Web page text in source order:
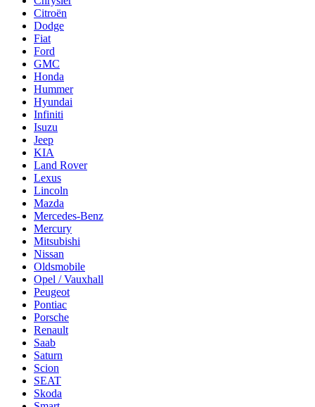
Citroën
Dodge
Fiat
Ford
GMC
Honda
Hummer
Hyundai
Infiniti
Isuzu
Jeep
KIA
Land Rover
Lexus
Lincoln
Mazda
Mercedes-Benz
Mercury
Mitsubishi
Nissan
Oldsmobile
Opel / Vauxhall
Peugeot
Pontiac
Porsche
Renault
Saab
Saturn
Scion
SEAT
Skoda